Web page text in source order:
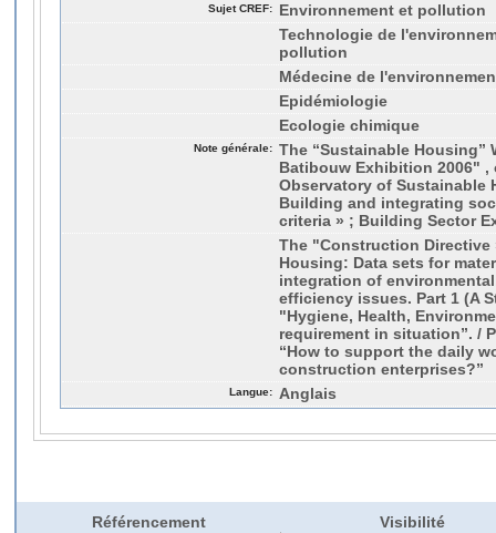
Sujet CREF:
Environnement et pollution
Technologie de
pollution
Médecine de
Epidémiologie
Ecologie chimique
Note générale: The “Sustainable Housing”
Batibouw Exhibition 2006" ,
Observatory of Sustainable
Building and integrating
criteria » ; Building Sector
The "Construction Directive
Housing: Data sets for
integration of
efficiency issues. Part 1 (A
"Hygiene, Health,
requirement in situation”. /
“How to support the daily
construction enterprises?”
Langue: Anglais
Référencement Visibilité